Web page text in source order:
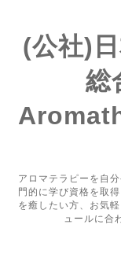
(公社)
総
アロマテラピーを自
門的に学び資格を取
を癒したい方、お気
ュールに合